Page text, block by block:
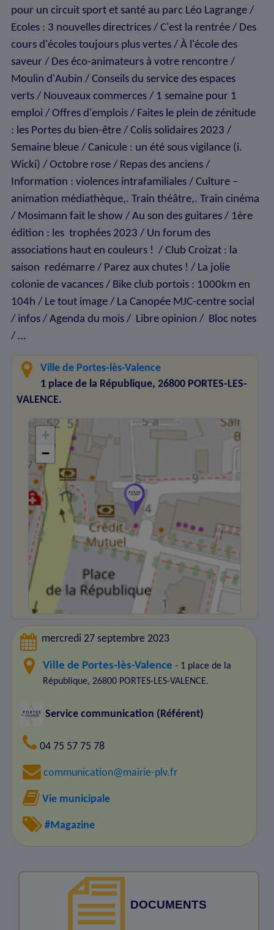
pour un circuit sport et santé au parc Léo Lagrange /
Ecoles : 3 nouvelles directrices / C'est la rentrée / Des
cours d'écoles toujours plus vertes / À l'école des
saveur / Des éco-animateurs à votre rencontre /
Moulin d'Aubin / Conseils du service des espaces
verts / Nouveaux commerces / 1 semaine pour 1
emploi / Offres d'emplois / Faites le plein de zénitude
: les Portes du bien-être / Colis solidaires 2023 /
Semaine bleue / Canicule : un été sous vigilance (i.
Wicki) / Octobre rose / Repas des anciens /
Information : violences intrafamiliales / Culture –
animation médiathèque,. Train théâtre,. Train cinéma
/ Mosimann fait le show / Au son des guitares / 1ère
édition : les trophées 2023 / Un forum des
associations haut en couleurs ! / Club Croizat : la
saison redémarre / Parez aux chutes ! / La jolie
colonie de vacances / Bike club portois : 1000km en
104h / Le tout image / La Canopée MJC-centre social
/ infos / Agenda du mois / Libre opinion / Bloc notes
/ …
Ville de Portes-lès-Valence
1 place de la République, 26800 PORTES-LES-
VALENCE.
+
−
mercredi 27 septembre 2023
Ville de Portes-lès-Valence- 1 place de la
République, 26800 PORTES-LES-VALENCE.
Service communication (Référent)
04 75 57 75 78
communication@mairie-plv.fr
Vie municipale
#Magazine
DOCUMENTS